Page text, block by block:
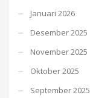
Januari 2026
Desember 2025
November 2025
Oktober 2025
September 2025